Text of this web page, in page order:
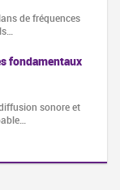
de fréquences
fondamentaux
sonore et